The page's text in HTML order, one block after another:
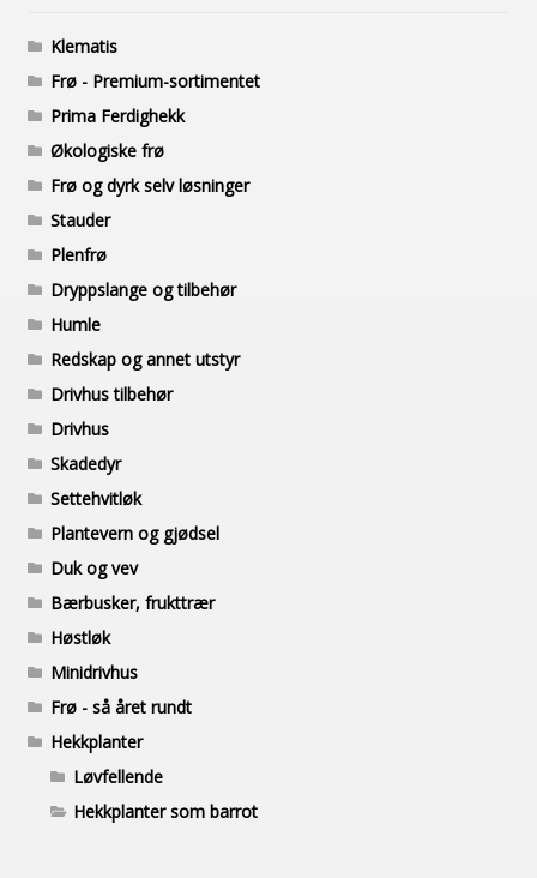
Klematis
Frø - Premium-sortimentet
Prima Ferdighekk
Økologiske frø
Frø og dyrk selv løsninger
Stauder
Plenfrø
Dryppslange og tilbehør
Humle
Redskap og annet utstyr
Drivhus tilbehør
Drivhus
Skadedyr
Settehvitløk
Plantevern og gjødsel
Duk og vev
Bærbusker, frukttrær
Høstløk
Minidrivhus
Frø - så året rundt
Hekkplanter
Løvfellende
Hekkplanter som barrot